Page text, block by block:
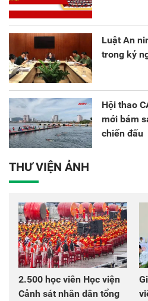
Luật An
trong kỷ
Hội thao
mới bám
chiến đấu
THƯ VIỆN ẢNH
2.500 học viên Học viện
Cảnh sát nhân dân tổng